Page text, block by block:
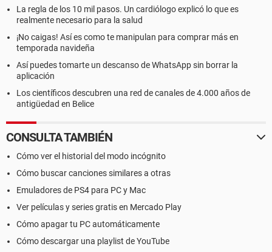
La regla de los 10 mil pasos. Un cardiólogo explicó lo que es
realmente necesario para la salud
¡No caigas! Así es como te manipulan para comprar más en
temporada navideña
Así puedes tomarte un descanso de WhatsApp sin borrar la
aplicación
Los científicos descubren una red de canales de 4.000 años de
antigüedad en Belice
CONSULTA TAMBIÉN
Cómo ver el historial del modo incógnito
Cómo buscar canciones similares a otras
Emuladores de PS4 para PC y Mac
Ver películas y series gratis en Mercado Play
Cómo apagar tu PC automáticamente
Cómo descargar una playlist de YouTube